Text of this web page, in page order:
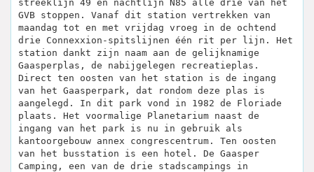
streeklijn 49 en nachtlijn N85 alle drie van het
GVB stoppen. Vanaf dit station vertrekken van
maandag tot en met vrijdag vroeg in de ochtend
drie Connexxion-spitslijnen één rit per lijn. Het
station dankt zijn naam aan de gelijknamige
Gaasperplas, de nabijgelegen recreatieplas.
Direct ten oosten van het station is de ingang
van het Gaasperpark, dat rondom deze plas is
aangelegd. In dit park vond in 1982 de Floriade
plaats. Het voormalige Planetarium naast de
ingang van het park is nu in gebruik als
kantoorgebouw annex congrescentrum. Ten oosten
van het busstation is een hotel. De Gaasper
Camping, een van de drie stadscampings in